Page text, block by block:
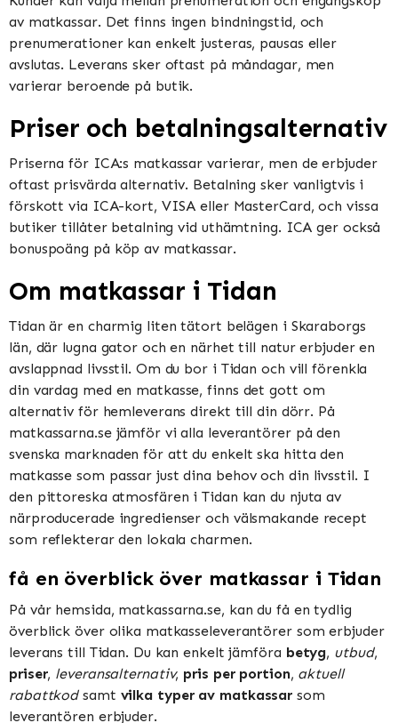
av matkassar. Det finns ingen bindningstid, och
prenumerationer kan enkelt justeras, pausas eller
avslutas. Leverans sker oftast på måndagar, men
varierar beroende på butik​​​​.
Priser och betalningsalternativ
Priserna för ICA:s matkassar varierar, men de erbjuder
oftast prisvärda alternativ. Betalning sker vanligtvis i
förskott via ICA-kort, VISA eller MasterCard, och vissa
butiker tillåter betalning vid uthämtning. ICA ger också
bonuspoäng på köp av matkassar​​.
Om matkassar i Tidan
Tidan är en charmig liten tätort belägen i Skaraborgs
län, där lugna gator och en närhet till natur erbjuder en
avslappnad livsstil. Om du bor i Tidan och vill förenkla
din vardag med en matkasse, finns det gott om
alternativ för hemleverans direkt till din dörr. På
matkassarna.se jämför vi alla leverantörer på den
svenska marknaden för att du enkelt ska hitta den
matkasse som passar just dina behov och din livsstil. I
den pittoreska atmosfären i Tidan kan du njuta av
närproducerade ingredienser och välsmakande recept
som reflekterar den lokala charmen.
få en överblick över matkassar i Tidan
På vår hemsida, matkassarna.se, kan du få en tydlig
överblick över olika matkasseleverantörer som erbjuder
leverans till Tidan. Du kan enkelt jämföra betyg, utbud,
priser, leveransalternativ, pris per portion, aktuell
rabattkodsamt vilka typer av matkassar som
leverantören erbjuder.